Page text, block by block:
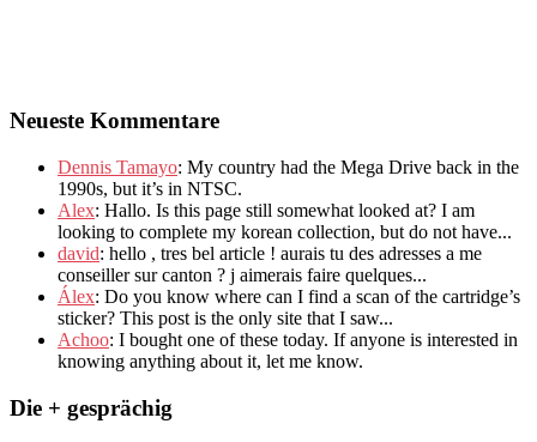
Neueste Kommentare
Dennis Tamayo: My country had the Mega Drive back in the
1990s, but it’s in NTSC.
Alex: Hallo. Is this page still somewhat looked at? I am
looking to complete my korean collection, but do not have...
david: hello , tres bel article ! aurais tu des adresses a me
conseiller sur canton ? j aimerais faire quelques...
Álex: Do you know where can I find a scan of the cartridge’s
sticker? This post is the only site that I saw...
Achoo: I bought one of these today. If anyone is interested in
knowing anything about it, let me know.
Die + gesprächig